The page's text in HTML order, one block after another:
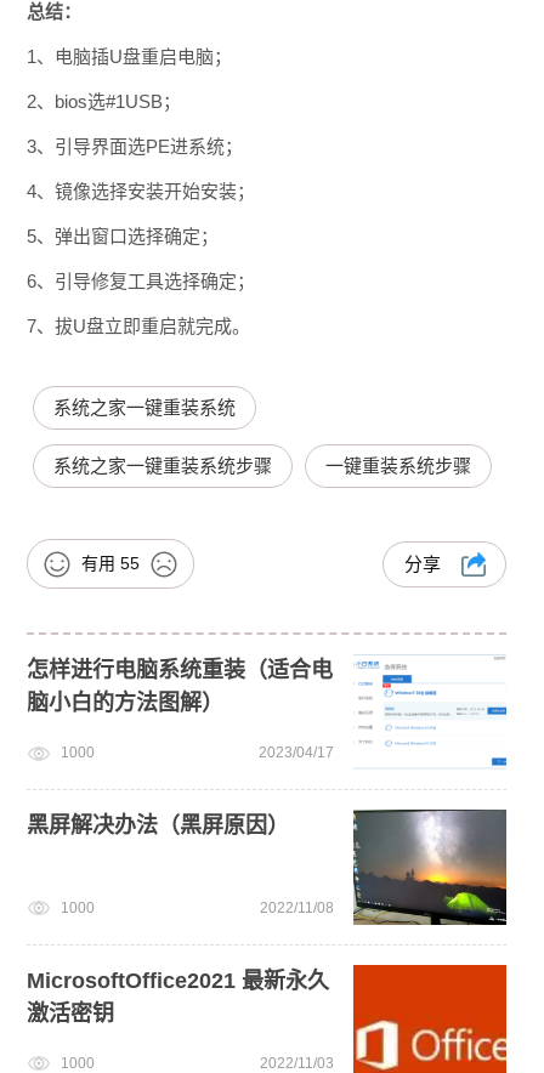
总结：
1、电脑插U盘重启电脑；
2、bios选#1USB；
3、引导界面选PE进系统；
4、镜像选择安装开始安装；
5、弹出窗口选择确定；
6、引导修复工具选择确定；
7、拔U盘立即重启就完成。
系统之家一键重装系统
系统之家一键重装系统步骤 一键重装系统步骤
有用 55 分享
怎样进行电脑系统重装（适合电
脑小白的方法图解）
1000 2023/04/17
黑屏解决办法（黑屏原因）
1000 2022/11/08
MicrosoftOffice2021 最新永久
激活密钥
1000 2022/11/03